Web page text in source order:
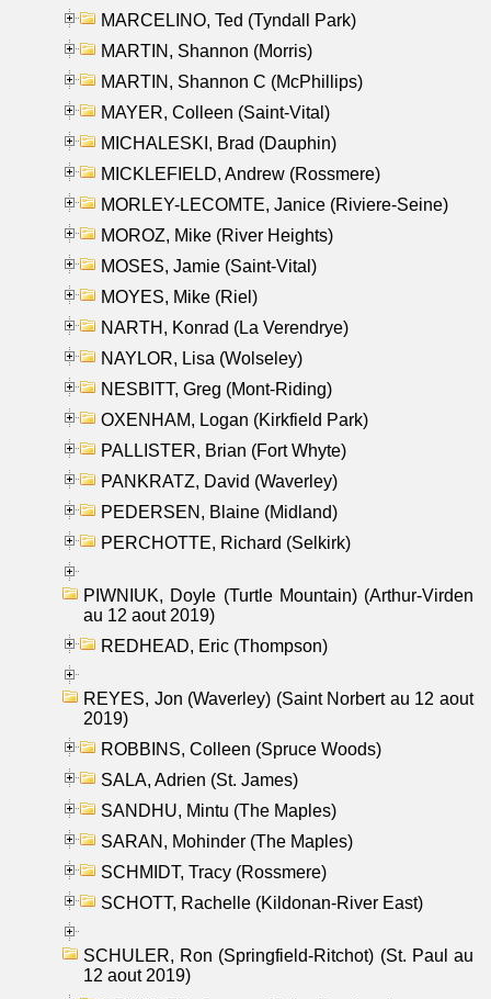
MARCELINO, Ted (Tyndall Park)
MARTIN, Shannon (Morris)
MARTIN, Shannon C (McPhillips)
MAYER, Colleen (Saint-Vital)
MICHALESKI, Brad (Dauphin)
MICKLEFIELD, Andrew (Rossmere)
MORLEY-LECOMTE, Janice (Riviere-Seine)
MOROZ, Mike (River Heights)
MOSES, Jamie (Saint-Vital)
MOYES, Mike (Riel)
NARTH, Konrad (La Verendrye)
NAYLOR, Lisa (Wolseley)
NESBITT, Greg (Mont-Riding)
OXENHAM, Logan (Kirkfield Park)
PALLISTER, Brian (Fort Whyte)
PANKRATZ, David (Waverley)
PEDERSEN, Blaine (Midland)
PERCHOTTE, Richard (Selkirk)
PIWNIUK, Doyle (Turtle Mountain) (Arthur-Virden
au 12 aout 2019)
REDHEAD, Eric (Thompson)
REYES, Jon (Waverley) (Saint Norbert au 12 aout
2019)
ROBBINS, Colleen (Spruce Woods)
SALA, Adrien (St. James)
SANDHU, Mintu (The Maples)
SARAN, Mohinder (The Maples)
SCHMIDT, Tracy (Rossmere)
SCHOTT, Rachelle (Kildonan-River East)
SCHULER, Ron (Springfield-Ritchot) (St. Paul au
12 aout 2019)